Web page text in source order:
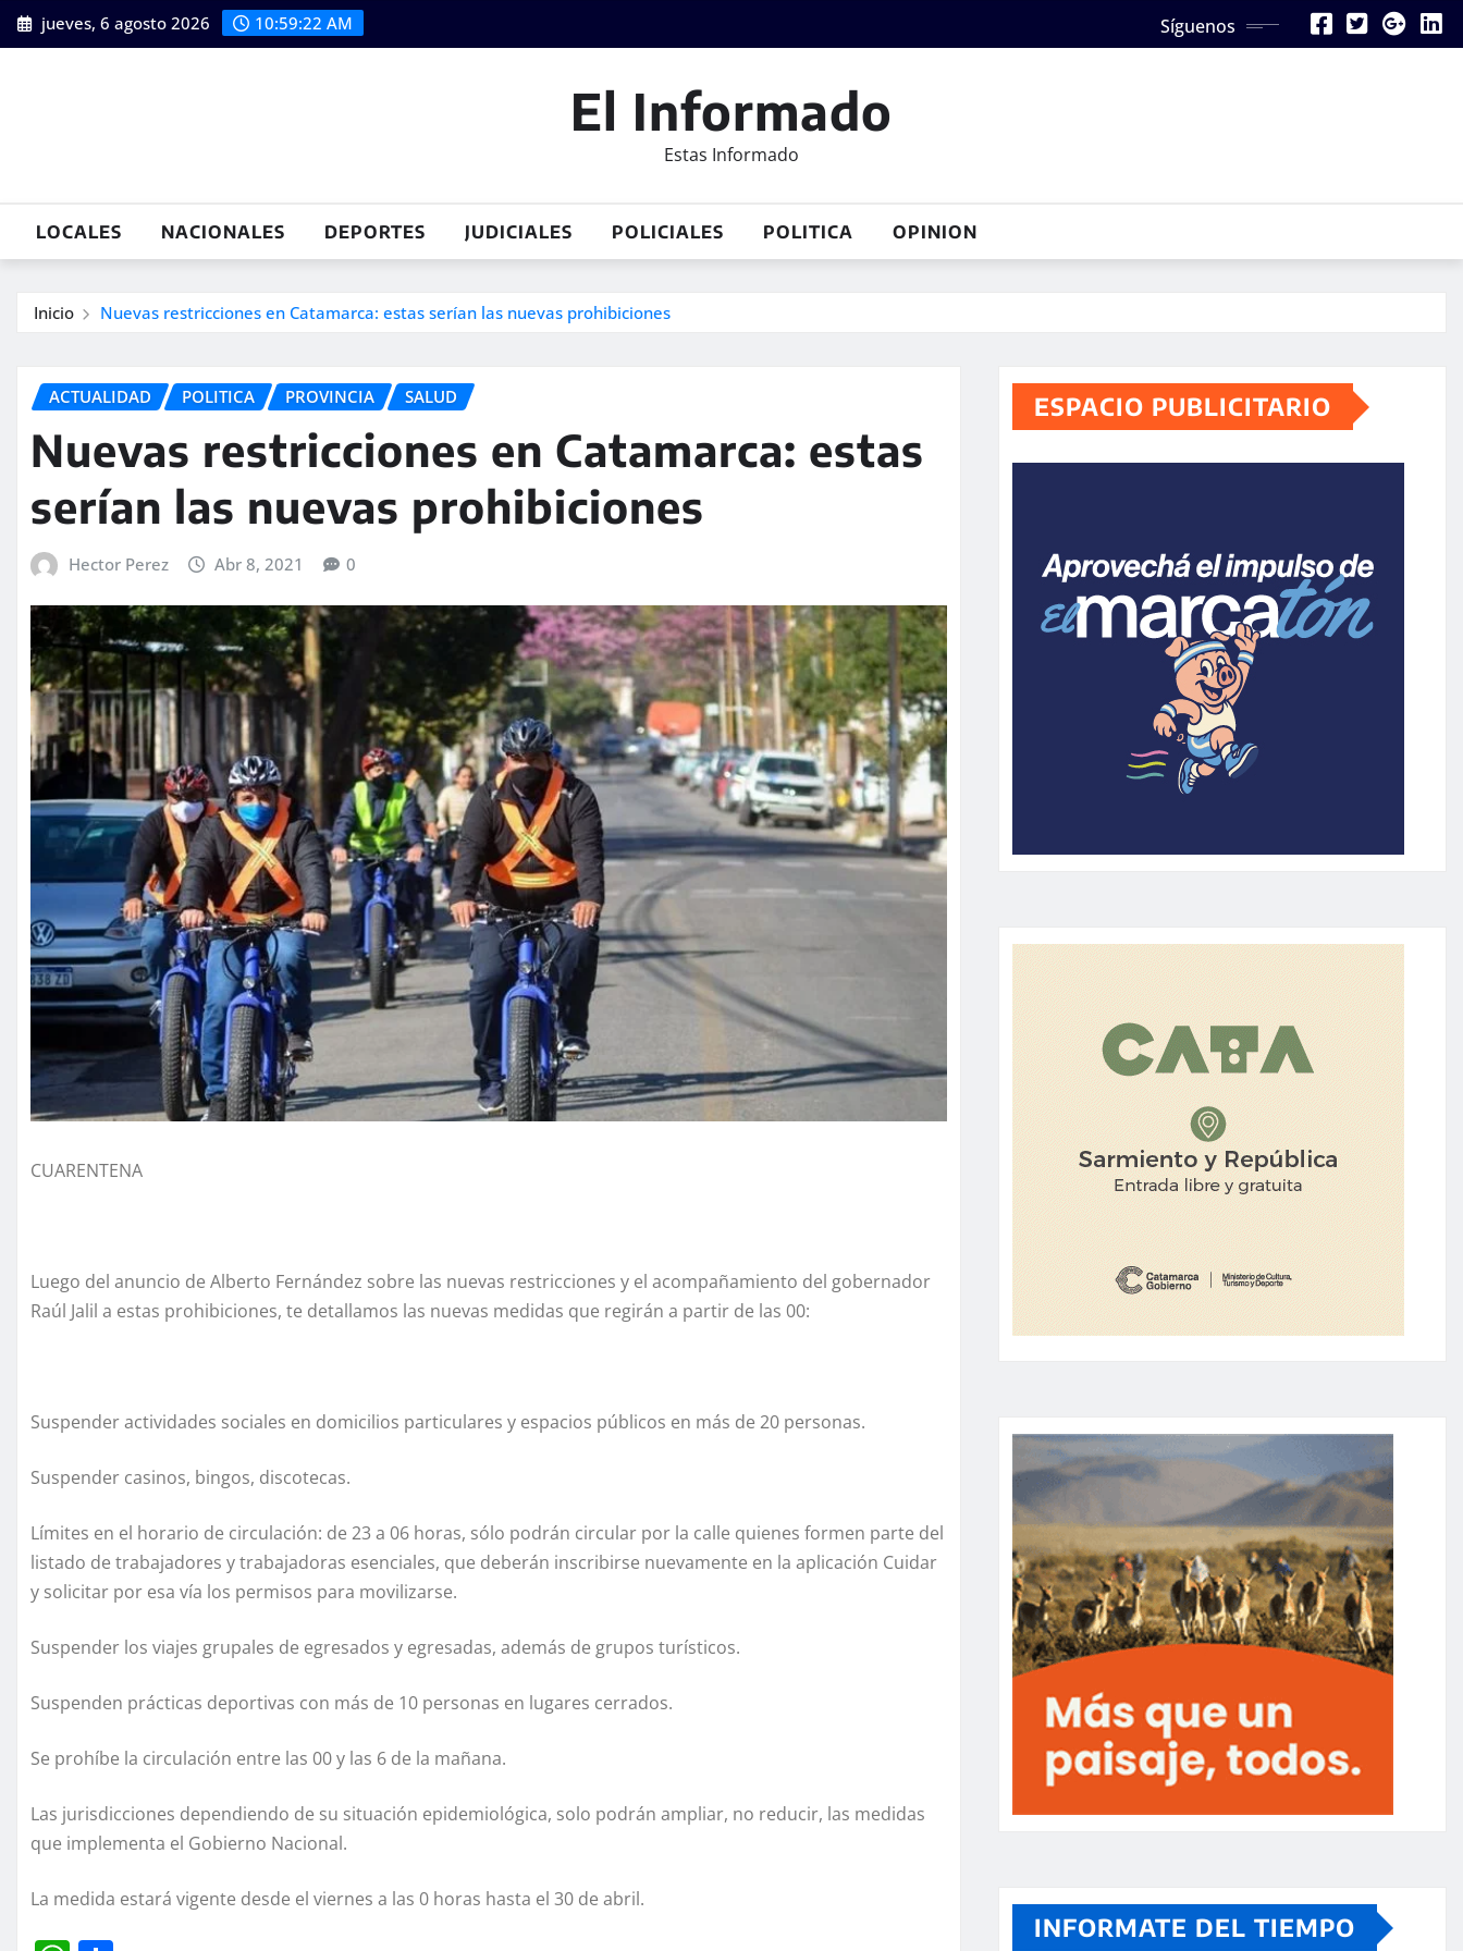
Saltar
al
jueves, 6 agosto 2026 10:59:23 AM Síguenos
El Informado
Estas Informado
LOCALES NACIONALES DEPORTES JUDICIALES POLICIALES POLITICA OPINION
Inicio Nuevas restricciones en Catamarca: estas serían las nuevas prohibiciones
ACTUALIDAD POLITICA PROVINCIA SALUD
Nuevas restricciones en Catamarca: estas
serían las nuevas prohibiciones
Hector Perez Abr 8, 2021 0
CUARENTENA
Luego del anuncio de Alberto Fernández sobre las nuevas restricciones y el acompañamiento del gobernador
Raúl Jalil a estas prohibiciones, te detallamos las nuevas medidas que regirán a partir de las 00:
Suspender actividades sociales en domicilios particulares y espacios públicos en más de 20 personas.
Suspender casinos, bingos, discotecas.
Límites en el horario de circulación: de 23 a 06 horas, sólo podrán circular por la calle quienes formen parte del
listado de trabajadores y trabajadoras esenciales, que deberán inscribirse nuevamente en la aplicación Cuidar
y solicitar por esa vía los permisos para movilizarse.
Suspender los viajes grupales de egresados y egresadas, además de grupos turísticos.
Suspenden prácticas deportivas con más de 10 personas en lugares cerrados.
Se prohíbe la circulación entre las 00 y las 6 de la mañana.
Las jurisdicciones dependiendo de su situación epidemiológica, solo podrán ampliar, no reducir, las medidas
que implementa el Gobierno Nacional.
La medida estará vigente desde el viernes a las 0 horas hasta el 30 de abril.
ESPACIO PUBLICITARIO
INFORMATE DEL TIEMPO